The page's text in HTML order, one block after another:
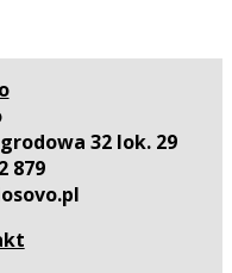
32 lok. 29
879